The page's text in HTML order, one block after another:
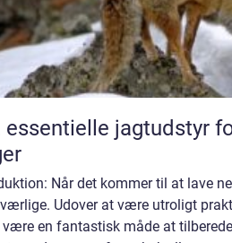
essentielle jagtudstyr
Når det kommer til at lave
Udover at være utroligt
være en fantastisk måde at